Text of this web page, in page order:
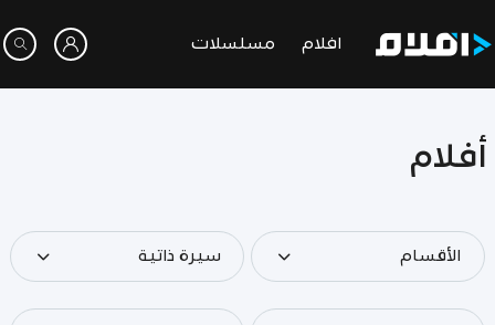
افلام مسلسلات
أفلام
الأقسام سيرة ذاتية